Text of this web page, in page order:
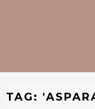
TAG: '